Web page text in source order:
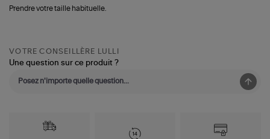
Prendre votre taille habituelle.
VOTRE CONSEILLÈRE LULLI
Une question sur ce produit ?